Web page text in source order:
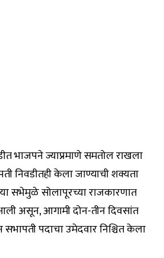
भाजपने ज्याप्रमाणे समतोल राखला
निवडीतही केला जाण्याची शक्यता
सभेमुळे सोलापूरच्या राजकारणात
असून, आगामी दोन-तीन दिवसांत
सभापती पदाचा उमेदवार निश्चित केला